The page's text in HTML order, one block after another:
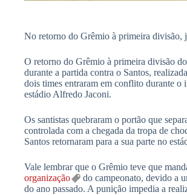
No retorno do Grêmio à primeira divisão,
O retorno do Grêmio à primeira divisão
durante a partida contra o Santos,
dois times entraram em conflito durante o
estádio Alfredo Jaconi.
Os santistas quebraram o portão que
controlada com a chegada da tropa de
Santos retornaram para a sua parte no
Vale lembrar que o Grêmio teve que
organização
do campeonato, devido a
do ano passado. A punição impedia a